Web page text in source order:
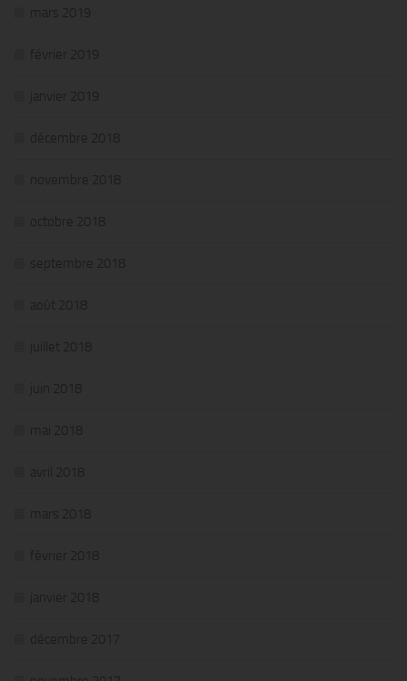
mars 2019
février 2019
janvier 2019
décembre 2018
novembre 2018
octobre 2018
septembre 2018
août 2018
juillet 2018
juin 2018
mai 2018
avril 2018
mars 2018
février 2018
janvier 2018
décembre 2017